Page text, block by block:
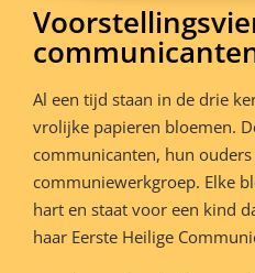
Al een tijd staan in de drie
vrolijke papieren bloemen.
communicanten, hun ouders
communiewerkgroep. Elke
hart en staat voor een kind
haar Eerste Heilige